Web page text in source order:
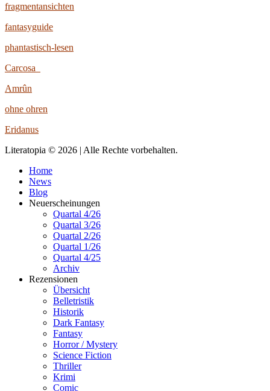
fragmentansichten
fantasyguide
phantastisch-lesen
Carcosa
Amrûn
ohne ohren
Eridanus
Literatopia © 2026 | Alle Rechte vorbehalten.
Home
News
Blog
Neuerscheinungen
Quartal 4/26
Quartal 3/26
Quartal 2/26
Quartal 1/26
Quartal 4/25
Archiv
Rezensionen
Übersicht
Belletristik
Historik
Dark Fantasy
Fantasy
Horror / Mystery
Science Fiction
Thriller
Krimi
Comic